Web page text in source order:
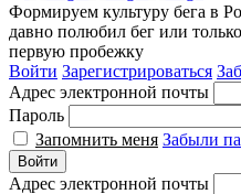
Формируем культуру бега в
давно полюбил бег или
первую пробежку
Войти Зарегистрироваться
Адрес электронной почты
Пароль
Запомнить меня Забыли
Войти
Адрес электронной почты